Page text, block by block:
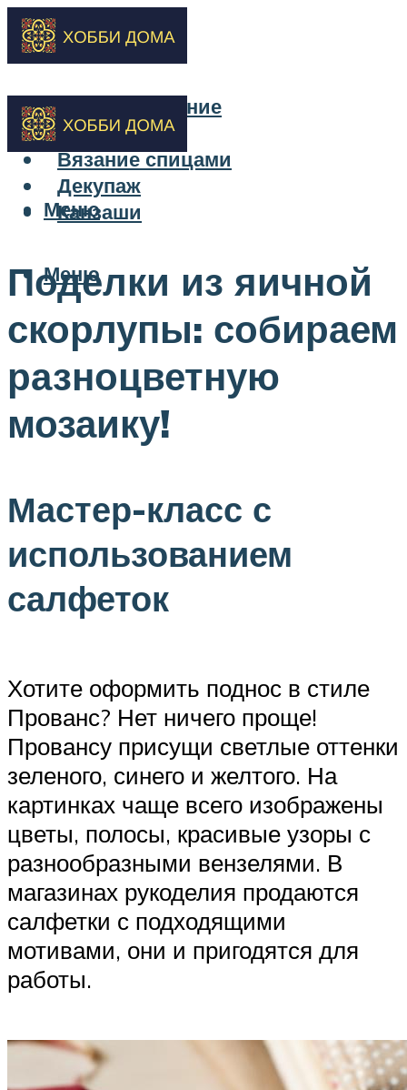
Бисероплетение
Вышивка
Вязание спицами
Декупаж
Канзаши
Меню
Меню
Поделки из яичной
скорлупы: собираем
разноцветную
мозаику!
Мастер-класс с
использованием
салфеток
Хотите оформить поднос в стиле
Прованс? Нет ничего проще!
Провансу присущи светлые оттенки
зеленого, синего и желтого. На
картинках чаще всего изображены
цветы, полосы, красивые узоры с
разнообразными вензелями. В
магазинах рукоделия продаются
салфетки с подходящими
мотивами, они и пригодятся для
работы.